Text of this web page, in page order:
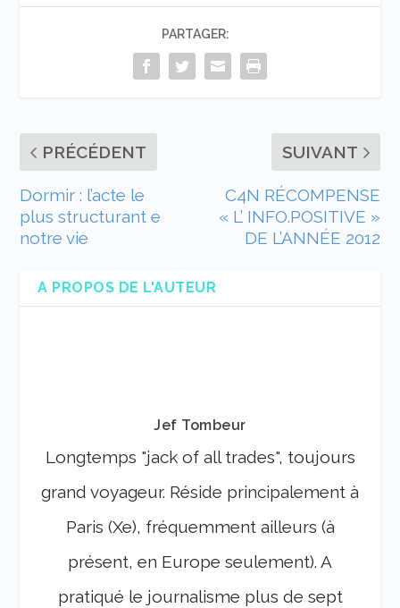
PARTAGER:
PRÉCÉDENT
Dormir : l’acte le
plus structurant e
notre vie
SUIVANT
C4N RÉCOMPENSE
« L’ INFO.POSITIVE »
DE L’ANNÉE 2012
A PROPOS DE L'AUTEUR
Jef Tombeur
Longtemps "jack of all trades", toujours
grand voyageur. Réside principalement à
Paris (Xe), fréquemment ailleurs (à
présent, en Europe seulement). A
pratiqué le journalisme plus de sept